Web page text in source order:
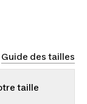
Guide des tailles
taille